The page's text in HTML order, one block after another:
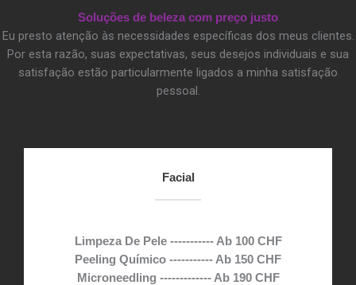
Soluções de beleza com preço justo
Eu presto atenção às necessidades específicas dos meus clientes.
Por esta razão, suas expectativas, seus desejos individuais e sua
satisfação estão particularmente ligados a minha satisfação
pessoal.
Facial
Limpeza De Pele ----------- Ab 100 CHF
Peeling Químico ----------- Ab 150 CHF
Microneedling ------------- Ab 190 CHF